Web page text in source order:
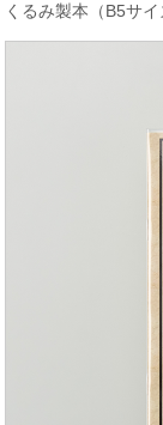
くるみ製本（B5サイ